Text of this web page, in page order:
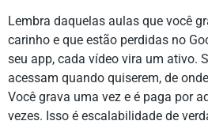
Lembra daquelas aulas que você
carinho e que estão perdidas no
seu app, cada vídeo vira um ativo.
acessam quando quiserem, de
Você grava uma vez e é paga por
vezes. Isso é escalabilidade de